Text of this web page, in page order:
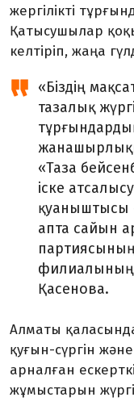
жергілікті
Қатысушылар
келтіріп, жаңа
«Біздің
тазалық
«Таза
іске
қуаныштысы
апта сайын
филиалының
Қасенова.
Алматы
қуғын-сүргін
арналған
жұмыстарын